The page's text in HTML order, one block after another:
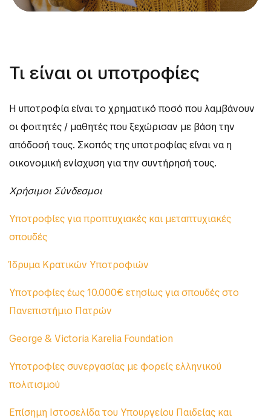
Τι είναι οι υποτροφίες
Η υποτροφία είναι το χρηματικό ποσό που λαμβάνουν
οι φοιτητές / μαθητές που ξεχώρισαν με βάση την
απόδοσή τους. Σκοπός της υποτροφίας είναι να η
οικονομική ενίσχυση για την συντήρησή τους.
Χρήσιμοι Σύνδεσμοι
Υποτροφίες για προπτυχιακές και μεταπτυχιακές
σπουδές
Ίδρυμα Κρατικών Υποτροφιών
Υποτροφίες έως 10.000€ ετησίως για σπουδές στο
Πανεπιστήμιο Πατρών
George & Victoria Karelia Foundation
Υποτροφίες συνεργασίας με φορείς ελληνικού
πολιτισμού
Επίσημη Ιστοσελίδα του Υπουργείου Παιδείας και